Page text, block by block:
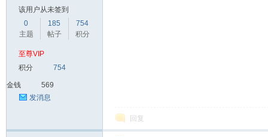
该用户从未签到
0
主题
185
帖子
754
积分
至尊VIP
积分
754
金钱
569
发消息
回复